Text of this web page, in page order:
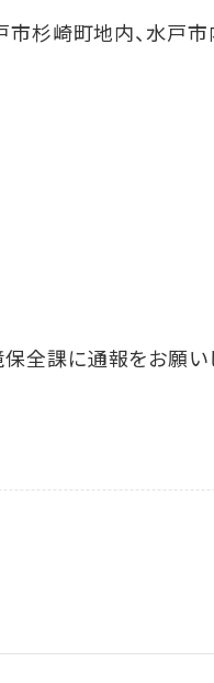
市杉崎町地内、水戸
全課に通報をお願い